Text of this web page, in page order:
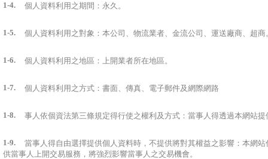
1-4. 個人資料利用之期間：永久。
1-5. 個人資料利用之對象：本公司、物流業者、金流公司、運送廠商、超商
1-6. 個人資料利用之地區：上開業者所在地區。
1-7. 個人資料利用之方式：書面、傳真、電子郵件及網際網路
1-8. 事人依個資法第三條規定得行使之權利及方式：當事人得透過本網站
1-9. 當事人得自由選擇提供個人資料時，不提供將對其權益之影響：本網
供當事人上開交易服務，將強烈影響當事人之交易機會。